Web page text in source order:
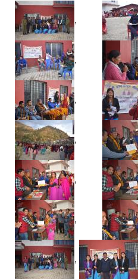
,
,
,
,
,
,
,